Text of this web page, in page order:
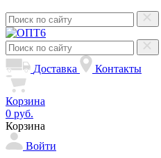
Доставка
Контакты
Корзина
0 руб.
Корзина
Войти